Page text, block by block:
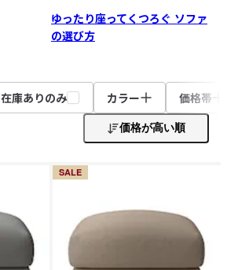
ゆったり座ってくつろぐ ソファ
の選び方
在庫ありのみ カラー 価格帯
価格が高い順
SALE